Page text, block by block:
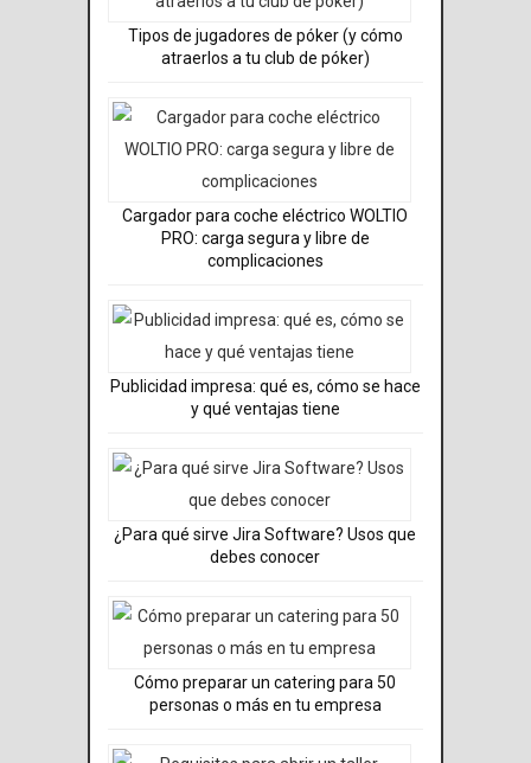
Tipos de jugadores de póker (y cómo
atraerlos a tu club de póker)
Cargador para coche eléctrico WOLTIO
PRO: carga segura y libre de
complicaciones​
Publicidad impresa: qué es, cómo se hace
y qué ventajas tiene
¿Para qué sirve Jira Software? Usos que
debes conocer
Cómo preparar un catering para 50
personas o más en tu empresa